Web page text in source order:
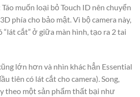
muốn loại bỏ Touch ID nên chuyển
phía cho bảo mật. Vì bộ camera này,
“lát cắt” ở giữa màn hình, tạo ra 2 tai
lớn hơn và nhìn khác hẳn Essential
tiên có lát cắt cho camera). Song,
theo một sản phẩm thất bại như